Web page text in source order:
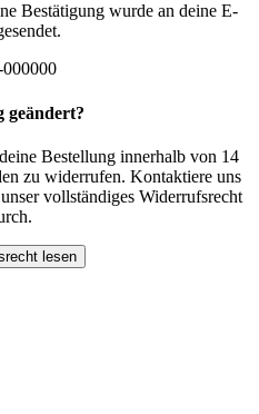
Bestätigung wurde an deine E-
geändert?
Bestellung innerhalb von 14
zu widerrufen. Kontaktiere uns
vollständiges Widerrufsrecht
lesen